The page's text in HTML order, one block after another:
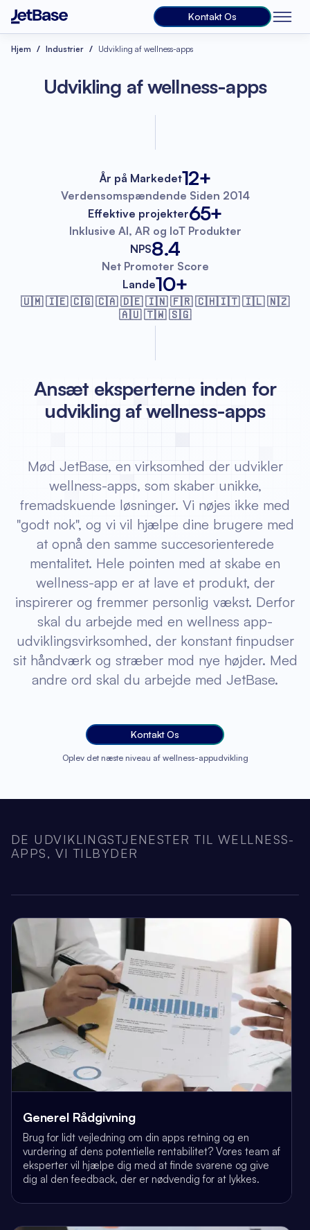
Kontakt Os
Hjem Industrier Udvikling af wellness-apps
Udvikling af wellness-apps
År på Markedet12+
Verdensomspændende Siden 2014
Effektive projekter65+
Inklusive AI, AR og IoT Produkter
NPS8.4
Net Promoter Score
Lande10+
🇺🇲 🇮🇪 🇨🇬 🇨🇦 🇩🇪 🇮🇳 🇫🇷🇨🇭🇮🇹 🇮🇱 🇳🇿
🇦🇺 🇹🇼 🇸🇬
Ansæt eksperterne inden for
udvikling af wellness-apps
Mød JetBase, en virksomhed der udvikler
wellness-apps, som skaber unikke,
fremadskuende løsninger. Vi nøjes ikke med
"godt nok", og vi vil hjælpe dine brugere med
at opnå den samme succesorienterede
mentalitet. Hele pointen med at skabe en
wellness-app er at lave et produkt, der
inspirerer og fremmer personlig vækst. Derfor
skal du arbejde med en wellness app-
udviklingsvirksomhed, der konstant finpudser
sit håndværk og stræber mod nye højder. Med
andre ord skal du arbejde med JetBase.
Kontakt Os
Oplev det næste niveau af wellness-appudvikling
DE UDVIKLINGSTJENESTER TIL WELLNESS-
APPS, VI TILBYDER
Generel Rådgivning
Brug for lidt vejledning om din apps retning og en
vurdering af dens potentielle rentabilitet? Vores team af
eksperter vil hjælpe dig med at finde svarene og give
dig al den feedback, der er nødvendig for at lykkes.